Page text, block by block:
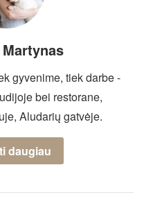
gyvenime, tiek darbe -
bei restorane,
Aludarių gatvėje.
daugiau